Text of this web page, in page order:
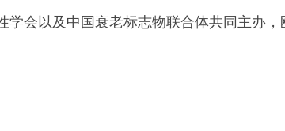
会以及中国衰老标志物联合体共同主办